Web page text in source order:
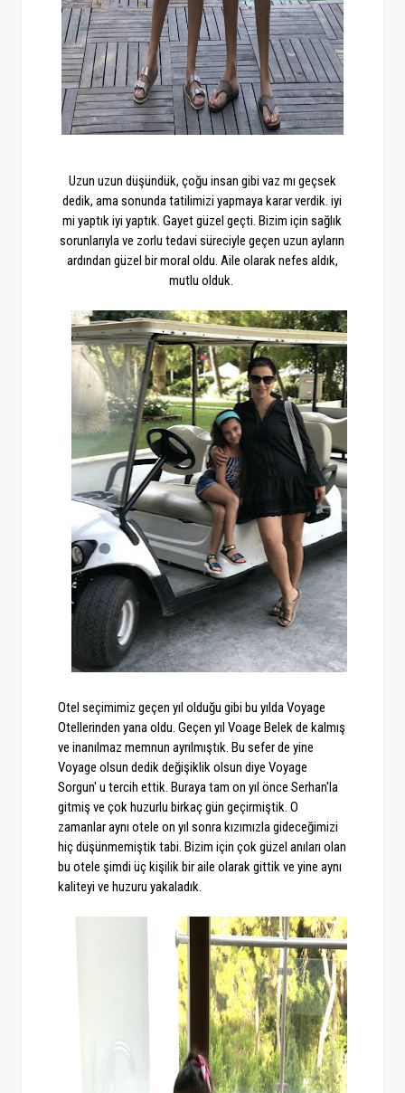
Uzun uzun düşündük, çoğu insan gibi vaz mı geçsek
dedik, ama sonunda tatilimizi yapmaya karar verdik. iyi
mi yaptık iyi yaptık. Gayet güzel geçti. Bizim için sağlık
sorunlarıyla ve zorlu tedavi süreciyle geçen uzun ayların
ardından güzel bir moral oldu. Aile olarak nefes aldık,
mutlu olduk.
Otel seçimimiz geçen yıl olduğu gibi bu yılda Voyage
Otellerinden yana oldu. Geçen yıl Voage Belek de kalmış
ve inanılmaz memnun ayrılmıştık. Bu sefer de yine
Voyage olsun dedik değişiklik olsun diye Voyage
Sorgun' u tercih ettik. Buraya tam on yıl önce Serhan'la
gitmiş ve çok huzurlu birkaç gün geçirmiştik. O
zamanlar aynı otele on yıl sonra kızımızla gideceğimizi
hiç düşünmemiştik tabi. Bizim için çok güzel anıları olan
bu otele şimdi üç kişilik bir aile olarak gittik ve yine aynı
kaliteyi ve huzuru yakaladık.